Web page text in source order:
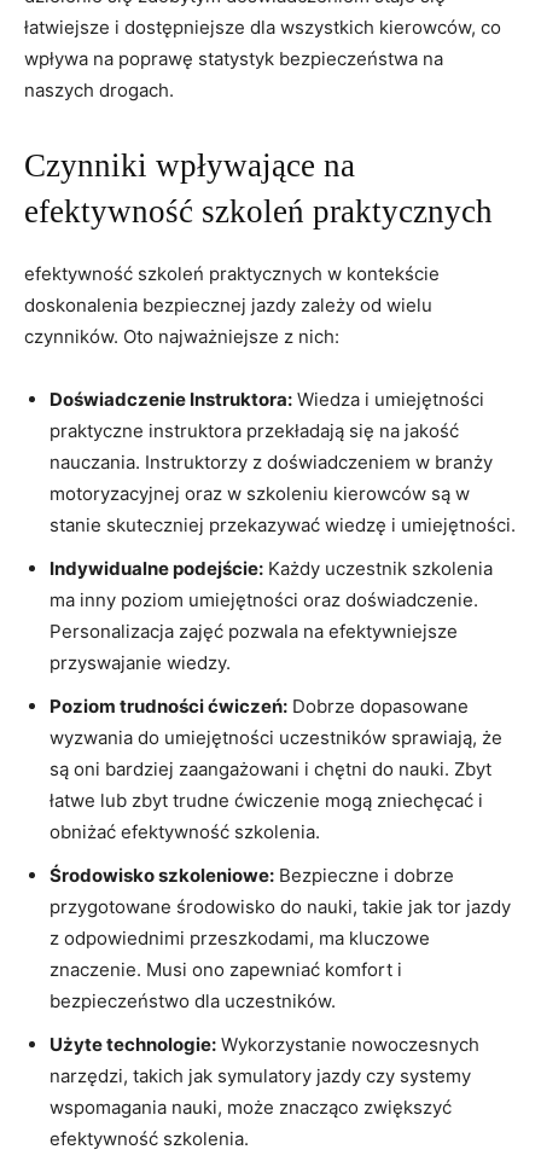
łatwiejsze i dostępniejsze dla wszystkich kierowców, co
wpływa na poprawę statystyk bezpieczeństwa na
naszych drogach.
Czynniki wpływające na
efektywność szkoleń praktycznych
efektywność szkoleń praktycznych w kontekście
doskonalenia bezpiecznej jazdy zależy od wielu
czynników. Oto najważniejsze z nich:
Doświadczenie Instruktora: Wiedza i umiejętności
praktyczne instruktora przekładają się na jakość
nauczania. Instruktorzy z doświadczeniem w branży
motoryzacyjnej oraz w szkoleniu kierowców są w
stanie skuteczniej przekazywać wiedzę i umiejętności.
Indywidualne podejście: Każdy uczestnik szkolenia
ma inny poziom umiejętności oraz doświadczenie.
Personalizacja zajęć pozwala na efektywniejsze
przyswajanie wiedzy.
Poziom trudności ćwiczeń: Dobrze dopasowane
wyzwania do umiejętności uczestników sprawiają, że
są oni bardziej zaangażowani i chętni do nauki. Zbyt
łatwe lub zbyt trudne ćwiczenie mogą zniechęcać i
obniżać efektywność szkolenia.
Środowisko szkoleniowe: Bezpieczne i dobrze
przygotowane środowisko do nauki, takie jak tor jazdy
z odpowiednimi przeszkodami, ma kluczowe
znaczenie. Musi ono zapewniać komfort i
bezpieczeństwo dla uczestników.
Użyte technologie: Wykorzystanie nowoczesnych
narzędzi, takich jak symulatory jazdy czy systemy
wspomagania nauki, może znacząco zwiększyć
efektywność szkolenia.